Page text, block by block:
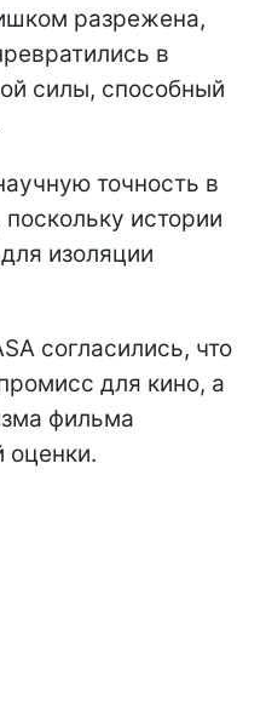
разрежена,
в
силы, способный
точность в
истории
изоляции
согласились, что
для кино, а
фильма
оценки.